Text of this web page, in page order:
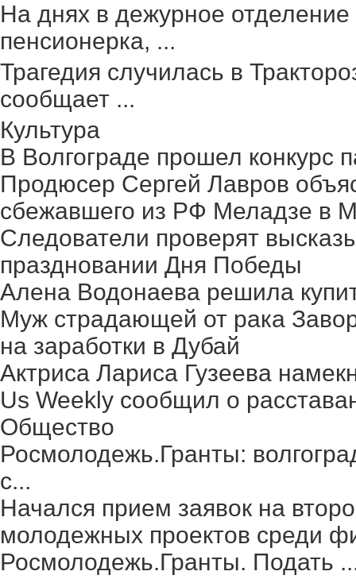
На днях в дежурное
пенсионерка, ...
Трагедия случилась в
сообщает ...
Культура
В Волгограде прошел конкурс
Продюсер Сергей Лавров
сбежавшего из РФ Меладзе в
Следователи проверят
праздновании Дня Победы
Алена Водонаева решила
Муж страдающей от рака
на заработки в Дубай
Актриса Лариса Гузеева
Us Weekly сообщил о
Общество
Росмолодежь.Гранты:
с...
Начался прием заявок на
молодежных проектов среди
Росмолодежь.Гранты. Подать